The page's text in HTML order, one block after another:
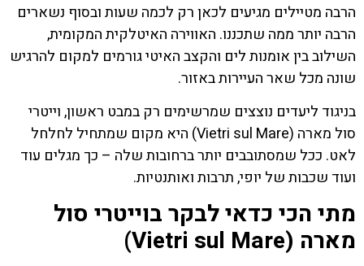
הרבה מטיילים מגיעים לכאן רק לכמה שעות ובסוף נשארים
הרבה יותר ממה שתכננו. האווירה האיטלקית המקומית,
השילוב בין אומנות לים והקצב האיטי גורמים למקום להרגיש
שונה מכל שאר העיירות באזור.
בניגוד ליעדים נוצצים שמרשימים רק במבט ראשון, וייטרי
סול מארה (Vietri sul Mare) היא מקום שמתחיל לחלחל
לאט. ככל שמסתובבים יותר ברחובות שלה – כך מגלים עוד
ועוד שכבות של יופי, תרבות ואותנטיות.
מתי הכי כדאי לבקר בוייטרי סול
מארה (Vietri sul Mare)